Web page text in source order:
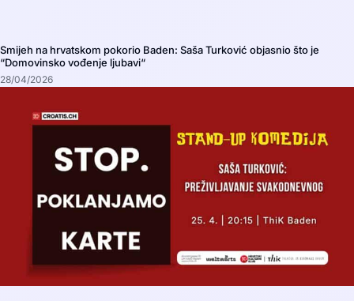
Smijeh na hrvatskom pokorio Baden: Saša Turković objasnio što je
“Domovinsko vođenje ljubavi“
28/04/2026